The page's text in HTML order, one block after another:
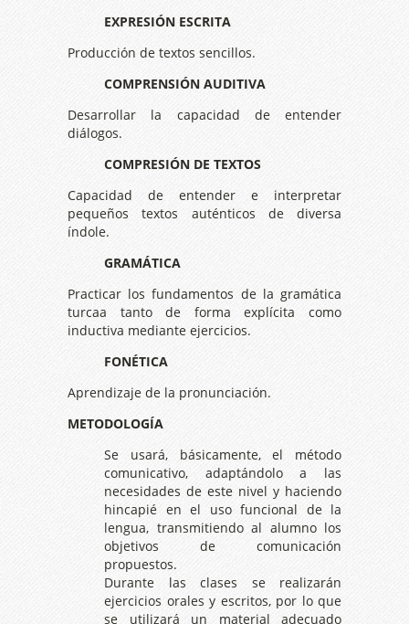
EXPRESIÓN ESCRITA
Producción de textos sencillos.
COMPRENSIÓN AUDITIVA
Desarrollar la capacidad de entender
diálogos.
COMPRESIÓN DE TEXTOS
Capacidad de entender e interpretar
pequeños textos auténticos de diversa
índole.
GRAMÁTICA
Practicar los fundamentos de la gramática
turcaa tanto de forma explícita como
inductiva mediante ejercicios.
FONÉTICA
Aprendizaje de la pronunciación.
METODOLOGÍA
Se usará, básicamente, el método
comunicativo, adaptándolo a las
necesidades de este nivel y haciendo
hincapié en el uso funcional de la
lengua, transmitiendo al alumno los
objetivos de comunicación
propuestos.
Durante las clases se realizarán
ejercicios orales y escritos, por lo que
se utilizará un material adecuado